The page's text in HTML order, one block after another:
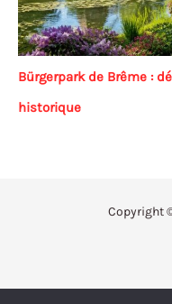
Bürgerpark de Brême :
historique
Copyright